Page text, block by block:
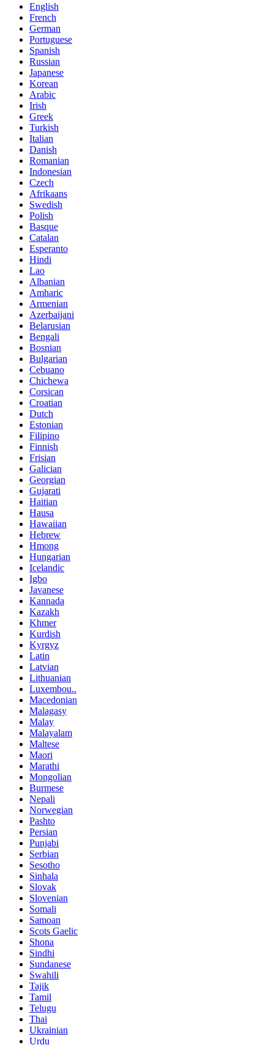
English
French
German
Portuguese
Spanish
Russian
Japanese
Korean
Arabic
Irish
Greek
Turkish
Italian
Danish
Romanian
Indonesian
Czech
Afrikaans
Swedish
Polish
Basque
Catalan
Esperanto
Hindi
Lao
Albanian
Amharic
Armenian
Azerbaijani
Belarusian
Bengali
Bosnian
Bulgarian
Cebuano
Chichewa
Corsican
Croatian
Dutch
Estonian
Filipino
Finnish
Frisian
Galician
Georgian
Gujarati
Haitian
Hausa
Hawaiian
Hebrew
Hmong
Hungarian
Icelandic
Igbo
Javanese
Kannada
Kazakh
Khmer
Kurdish
Kyrgyz
Latin
Latvian
Lithuanian
Luxembou..
Macedonian
Malagasy
Malay
Malayalam
Maltese
Maori
Marathi
Mongolian
Burmese
Nepali
Norwegian
Pashto
Persian
Punjabi
Serbian
Sesotho
Sinhala
Slovak
Slovenian
Somali
Samoan
Scots Gaelic
Shona
Sindhi
Sundanese
Swahili
Tajik
Tamil
Telugu
Thai
Ukrainian
Urdu